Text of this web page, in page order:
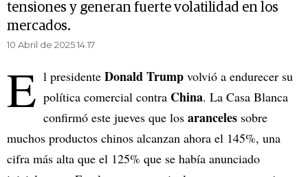
tensiones y generan fuerte volatilidad en los
mercados.
10 Abril de 2025 14.17
E l presidente Donald Trump volvió a endurecer su
política comercial contra China. La Casa Blanca
confirmó este jueves que los aranceles sobre
muchos productos chinos alcanzan ahora el 145%, una
cifra más alta que el 125% que se había anunciado